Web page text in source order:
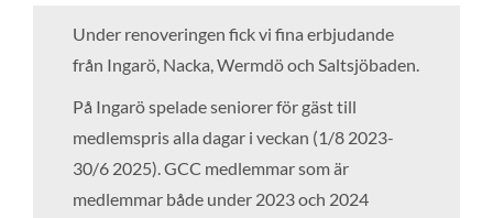
Under renoveringen fick vi fina erbjudande
från Ingarö, Nacka, Wermdö och Saltsjöbaden.
På Ingarö spelade seniorer för gäst till
medlemspris alla dagar i veckan (1/8 2023-
30/6 2025). GCC medlemmar som är
medlemmar både under 2023 och 2024